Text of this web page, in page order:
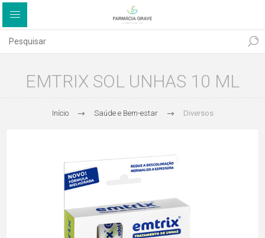
EMTRIX SOL UNHAS 10 ML
Início Saúde e Bem-estar Diversos